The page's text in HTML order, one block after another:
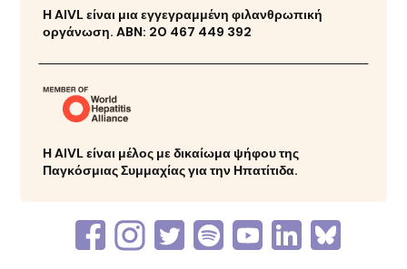
Η AIVL είναι μια εγγεγραμμένη φιλανθρωπική
οργάνωση. ABN: 20 467 449 392
Η AIVL είναι μέλος με δικαίωμα ψήφου της
Παγκόσμιας Συμμαχίας για την Ηπατίτιδα.